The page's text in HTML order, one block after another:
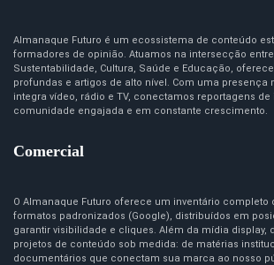
Almanaque Futuro é um ecossistema de conteúdo
formadores de opinião. Atuamos na intersecção
Sustentabilidade, Cultura, Saúde e Educação,
profundas e artigos de alto nível. Com uma presença
integra vídeo, rádio e TV, conectamos reportagens
comunidade engajada e em constante crescimento.
Comercial
O Almanaque Futuro oferece um inventário completo
formatos padronizados (Google), distribuídos em
garantir visibilidade e cliques. Além da mídia display,
projetos de conteúdo sob medida: de matérias
documentários que conectam sua marca ao nosso